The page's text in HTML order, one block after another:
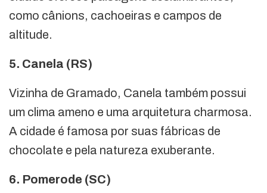
como cânions, cachoeiras e campos de
altitude.
5. Canela (RS)
Vizinha de Gramado, Canela também possui
um clima ameno e uma arquitetura charmosa.
A cidade é famosa por suas fábricas de
chocolate e pela natureza exuberante.
6. Pomerode (SC)